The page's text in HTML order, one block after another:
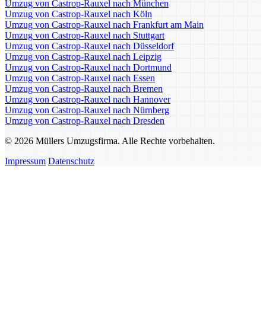
Umzug von Castrop-Rauxel nach München
Umzug von Castrop-Rauxel nach Köln
Umzug von Castrop-Rauxel nach Frankfurt am Main
Umzug von Castrop-Rauxel nach Stuttgart
Umzug von Castrop-Rauxel nach Düsseldorf
Umzug von Castrop-Rauxel nach Leipzig
Umzug von Castrop-Rauxel nach Dortmund
Umzug von Castrop-Rauxel nach Essen
Umzug von Castrop-Rauxel nach Bremen
Umzug von Castrop-Rauxel nach Hannover
Umzug von Castrop-Rauxel nach Nürnberg
Umzug von Castrop-Rauxel nach Dresden
© 2026 Müllers Umzugsfirma. Alle Rechte vorbehalten.
Impressum Datenschutz